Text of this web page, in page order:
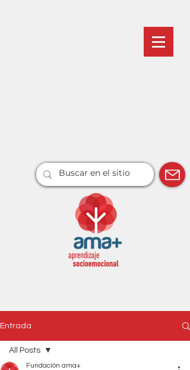
Entrada
All Posts
Fundación ama+